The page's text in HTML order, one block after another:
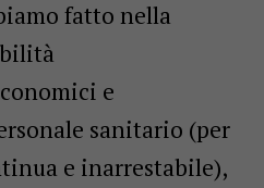
fatto nella
e
sanitario (per
e inarrestabile),